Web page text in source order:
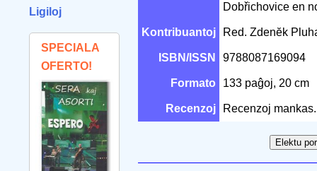
Ligiloj
SPECIALA
OFERTO!
Dobřichovice en
Kontribuantoj Red. Zdenĕk
ISBN/ISSN 9788087169094
Formato 133 paĝoj, 20 cm
Recenzoj Recenzoj mankas.